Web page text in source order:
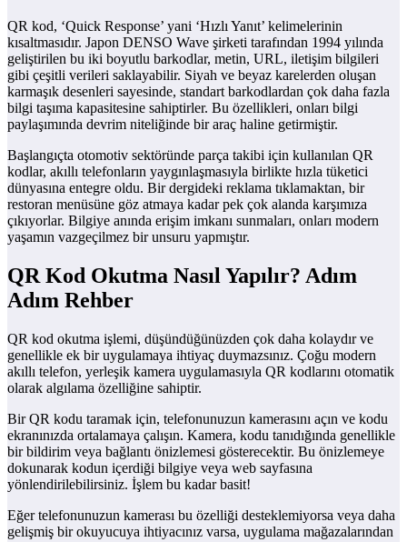
QR kod, ‘Quick Response’ yani ‘Hızlı Yanıt’ kelimelerinin
kısaltmasıdır. Japon DENSO Wave şirketi tarafından 1994 yılında
geliştirilen bu iki boyutlu barkodlar, metin, URL, iletişim bilgileri
gibi çeşitli verileri saklayabilir. Siyah ve beyaz karelerden oluşan
karmaşık desenleri sayesinde, standart barkodlardan çok daha fazla
bilgi taşıma kapasitesine sahiptirler. Bu özellikleri, onları bilgi
paylaşımında devrim niteliğinde bir araç haline getirmiştir.
Başlangıçta otomotiv sektöründe parça takibi için kullanılan QR
kodlar, akıllı telefonların yaygınlaşmasıyla birlikte hızla tüketici
dünyasına entegre oldu. Bir dergideki reklama tıklamaktan, bir
restoran menüsüne göz atmaya kadar pek çok alanda karşımıza
çıkıyorlar. Bilgiye anında erişim imkanı sunmaları, onları modern
yaşamın vazgeçilmez bir unsuru yapmıştır.
QR Kod Okutma Nasıl Yapılır? Adım
Adım Rehber
QR kod okutma işlemi, düşündüğünüzden çok daha kolaydır ve
genellikle ek bir uygulamaya ihtiyaç duymazsınız. Çoğu modern
akıllı telefon, yerleşik kamera uygulamasıyla QR kodlarını otomatik
olarak algılama özelliğine sahiptir.
Bir QR kodu taramak için, telefonunuzun kamerasını açın ve kodu
ekranınızda ortalamaya çalışın. Kamera, kodu tanıdığında genellikle
bir bildirim veya bağlantı önizlemesi gösterecektir. Bu önizlemeye
dokunarak kodun içerdiği bilgiye veya web sayfasına
yönlendirilebilirsiniz. İşlem bu kadar basit!
Eğer telefonunuzun kamerası bu özelliği desteklemiyorsa veya daha
gelişmiş bir okuyucuya ihtiyacınız varsa, uygulama mağazalarından